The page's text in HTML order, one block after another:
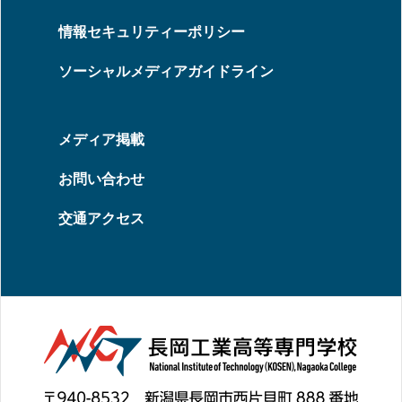
情報セキュリティーポリシー
ソーシャルメディアガイドライン
メディア掲載
お問い合わせ
交通アクセス